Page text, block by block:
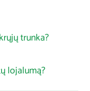
trunka?
lojalumą?